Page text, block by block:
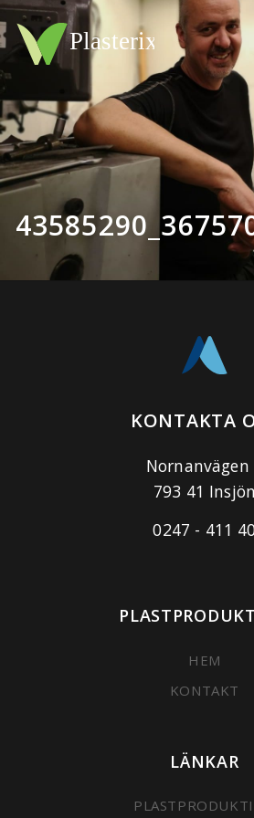
KONTAKTA
Nornanvägen
793 41 Insjön
0247 - 411
HEM
KONTAKT
LÄNKAR